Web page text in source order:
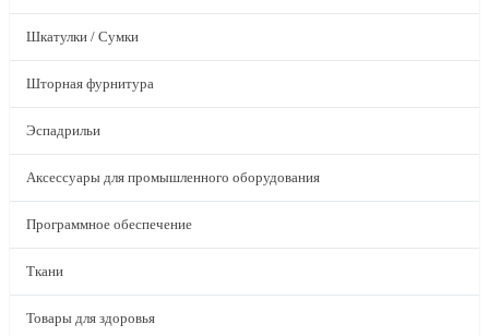
Шкатулки / Сумки
Шторная фурнитура
Эспадрильи
Аксессуары для промышленного оборудования
Программное обеспечение
Ткани
Товары для здоровья